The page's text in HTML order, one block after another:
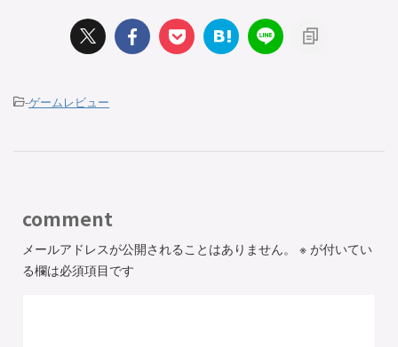
-ゲームレビュー
comment
メールアドレスが公開されることはありません。 ※ が付いてい
る欄は必須項目です